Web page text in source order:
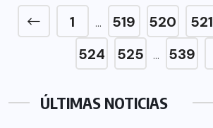
1 … 519 520 521
524
525 … 539
ÚLTIMAS NOTICIAS